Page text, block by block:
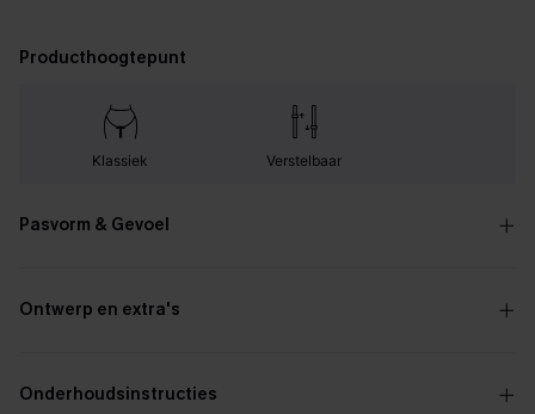
Producthoogtepunt
Klassiek Verstelbaar
Pasvorm & Gevoel
Ontwerp en extra's
Onderhoudsinstructies